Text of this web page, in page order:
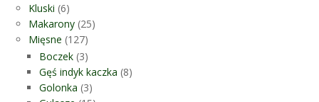
Kluski (6)
Makarony (25)
Mięsne (127)
Boczek (3)
Gęś indyk kaczka (8)
Golonka (3)